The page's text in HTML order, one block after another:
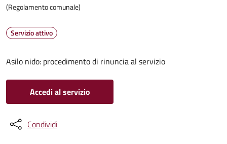
(Regolamento comunale)
Servizio attivo
Asilo nido: procedimento di rinuncia al servizio
Accedi al servizio
Condividi